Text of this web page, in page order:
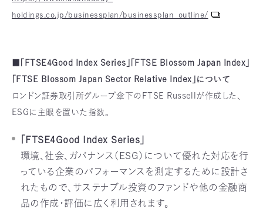
holdings.co.jp/businessplan/businessplan_outline/
■「FTSE4Good Index Series」「FTSE Blossom Japan Index」
「FTSE Blossom Japan Sector Relative Index」について
ロンドン証券取引所グループ傘下のFTSE Russellが作成した、
ESGに主眼を置いた指数。
「FTSE4Good Index Series」
環境、社会、ガバナンス（ESG）について優れた対応を行
っている企業のパフォーマンスを測定するために設計さ
れたもので、サステナブル投資のファンドや他の金融商
品の作成・評価に広く利用されます。